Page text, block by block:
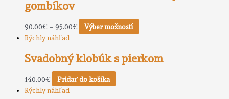
gombíkov
90.00€ – 95.00€
Výber možností
Rýchly náhľad
Svadobný klobúk s pierkom
140.00€
Pridať do košíka
Rýchly náhľad